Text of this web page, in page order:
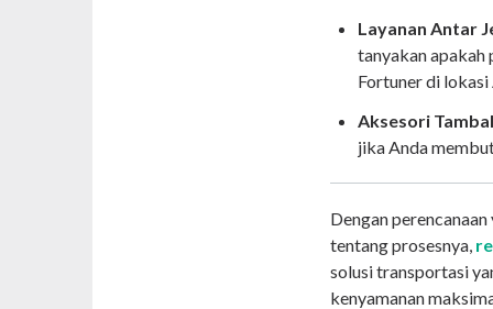
Layanan Antar
tanyakan apakah
Fortuner di lokasi
Aksesori
jika Anda
Dengan
tentang prosesnya,
solusi transportasi
kenyamanan